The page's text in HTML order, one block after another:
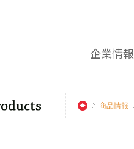
企業情報
商品情報